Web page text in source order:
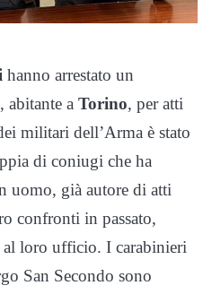
hanno arrestato un
abitante a Torino, per atti
militari dell’Arma è stato
di coniugi che ha
uomo, già autore di atti
confronti in passato,
loro ufficio. I carabinieri
San Secondo sono